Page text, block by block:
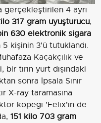
gerçekleştirilen 4 ayrı
317 gram uyuşturucu,
630 elektronik sigara
kişinin 3'ü tutuklandı.
Kaçakçılık ve
tırın yurt dışındaki
sonra İpsala Sınır
X-ray taramasına
köpeği 'Felix'in de
151 kilo 703 gram